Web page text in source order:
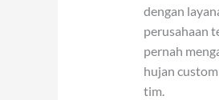
dengan
perusahaan
pernah
hujan
tim.